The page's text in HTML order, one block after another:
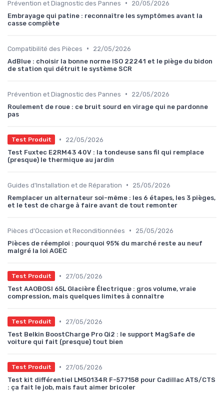
Prévention et Diagnostic des Pannes •
20/05/2026
Embrayage qui patine : reconnaître les symptômes avant la
casse complète
Compatibilité des Pièces •
22/05/2026
AdBlue : choisir la bonne norme ISO 22241 et le piège du bidon
de station qui détruit le système SCR
Prévention et Diagnostic des Pannes •
22/05/2026
Roulement de roue : ce bruit sourd en virage qui ne pardonne
pas
Test Produit •
22/05/2026
Test Fuxtec E2RM43 40V : la tondeuse sans fil qui remplace
(presque) le thermique au jardin
Guides d'Installation et de Réparation •
25/05/2026
Remplacer un alternateur soi-même : les 6 étapes, les 3 pièges,
et le test de charge à faire avant de tout remonter
Pièces d'Occasion et Reconditionnées •
25/05/2026
Pièces de réemploi : pourquoi 95% du marché reste au neuf
malgré la loi AGEC
Test Produit •
27/05/2026
Test AAOBOSI 65L Glacière Électrique : gros volume, vraie
compression, mais quelques limites à connaître
Test Produit •
27/05/2026
Test Belkin BoostCharge Pro Qi2 : le support MagSafe de
voiture qui fait (presque) tout bien
Test Produit •
27/05/2026
Test kit différentiel LM50134R F-577158 pour Cadillac ATS/CTS
: ça fait le job, mais faut aimer bricoler